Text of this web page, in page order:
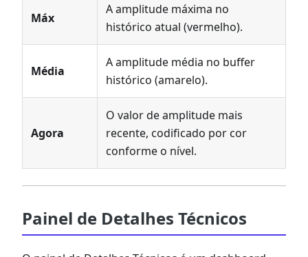
Máx
A amplitude máxima no
histórico atual (vermelho).
Média
A amplitude média no buffer
histórico (amarelo).
Agora
O valor de amplitude mais
recente, codificado por cor
conforme o nível.
Painel de Detalhes Técnicos